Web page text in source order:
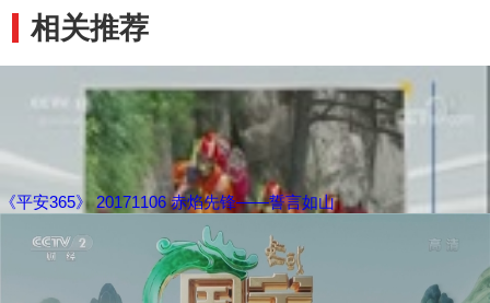
相关推荐
《平安365》 20171106 赤焰先锋——誓言如山